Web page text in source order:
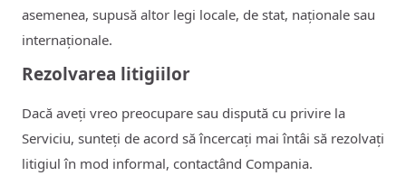
asemenea, supusă altor legi locale, de stat, naționale sau
internaționale.
Rezolvarea litigiilor
Dacă aveți vreo preocupare sau dispută cu privire la
Serviciu, sunteți de acord să încercați mai întâi să rezolvați
litigiul în mod informal, contactând Compania.